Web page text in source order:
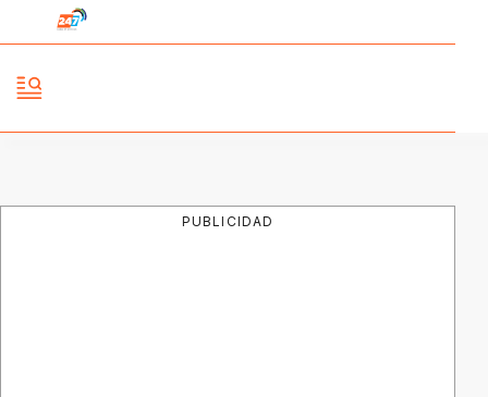
PUBLICIDAD